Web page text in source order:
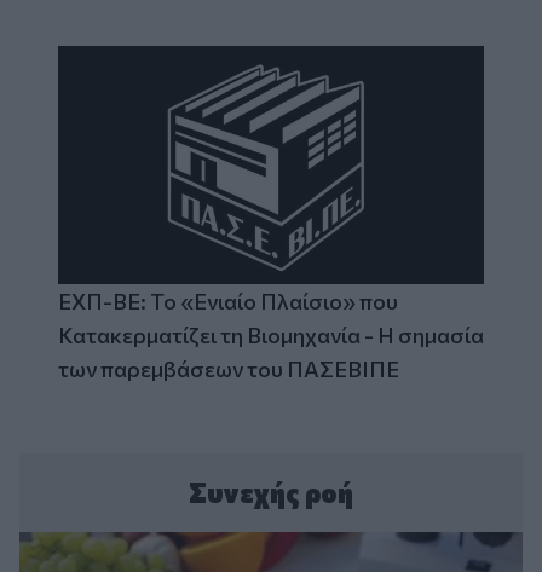
ΕΧΠ-ΒΕ: Το «Ενιαίο Πλαίσιο» που
Κατακερματίζει τη Βιομηχανία - Η σημασία
των παρεμβάσεων του ΠΑΣΕΒΙΠΕ
Συνεχής ροή